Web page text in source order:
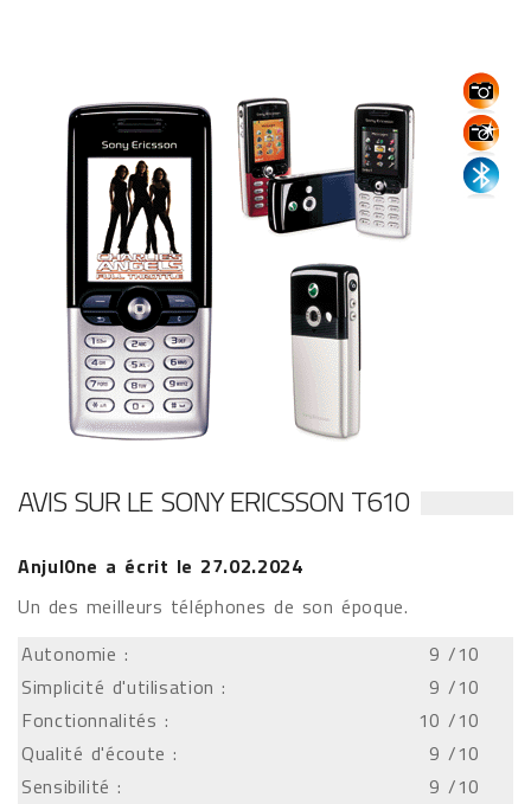
AVIS SUR LE SONY ERICSSON T610
Anjul0ne a écrit le 27.02.2024
Un des meilleurs téléphones de son époque.
Autonomie :
9 /10
Simplicité d'utilisation :
9 /10
Fonctionnalités :
10 /10
Qualité d'écoute :
9 /10
Sensibilité :
9 /10